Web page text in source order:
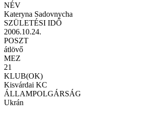
NÉV
Kateryna Sadovnycha
SZÜLETÉSI IDŐ
2006.10.24.
POSZT
átlövő
MEZ
21
KLUB(OK)
Kisvárdai KC
ÁLLAMPOLGÁRSÁG
Ukrán